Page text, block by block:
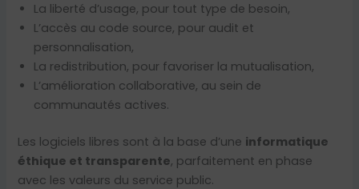
La liberté d’usage, pour tout type de besoin,
L’accès au code source, pour audit et
personnalisation,
La redistribution, pour favoriser la mutualisation,
L’amélioration collaborative, au sein de
communautés actives.
Les logiciels libres sont à la base d’une informatique
éthique et transparente, parfaitement en phase
avec les valeurs du service public.